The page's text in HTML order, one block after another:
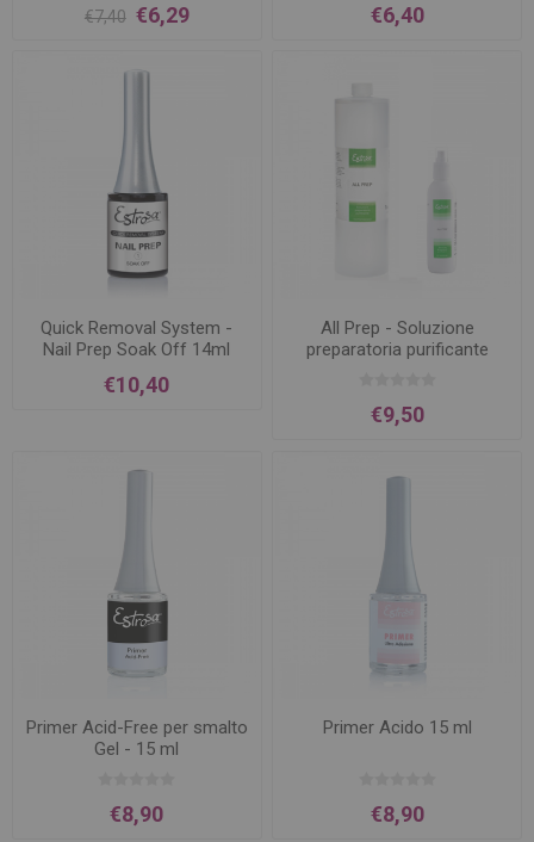
€7,40 €6,29 €6,40
Quick Removal System -
Nail Prep Soak Off 14ml
€10,40
All Prep - Soluzione
preparatoria purificante
€9,50
Primer Acid-Free per smalto
Gel - 15 ml
€8,90
Primer Acido 15 ml
€8,90